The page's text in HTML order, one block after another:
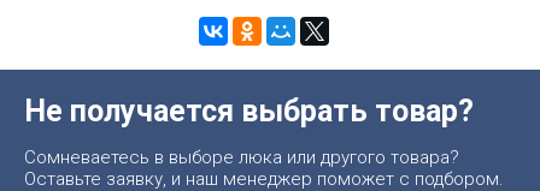
Не получается выбрать товар?
Сомневаетесь в выборе люка или другого товара?
Оставьте заявку, и наш менеджер поможет с подбором.